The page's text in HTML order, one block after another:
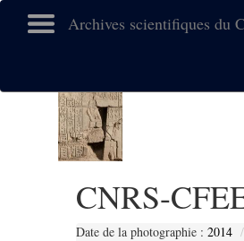
Archives scientifiques du
CNRS-
Date de la photographie : 2014